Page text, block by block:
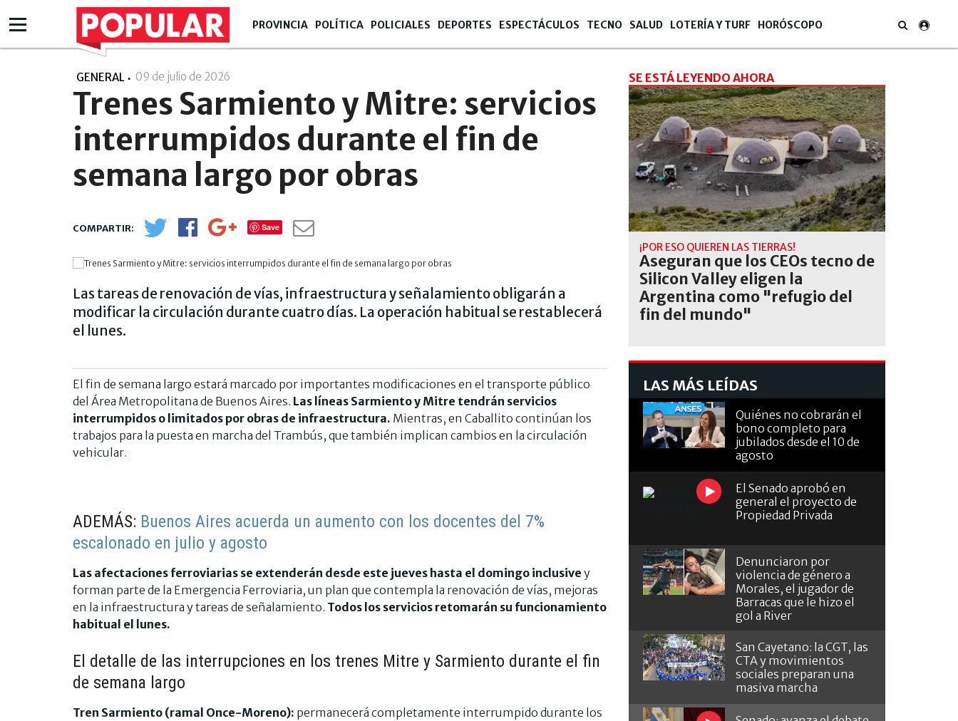
PROVINCIA POLÍTICA POLICIALES DEPORTES ESPECTÁCULOS TECNO SALUD LOTERÍA Y TURF HORÓSCOPO
GENERAL 09 de julio de 2026
Trenes Sarmiento y Mitre: servicios
interrumpidos durante el fin de
semana largo por obras
Save
Las tareas de renovación de vías, infraestructura y señalamiento obligarán a
modificar la circulación durante cuatro días. La operación habitual se restablecerá
el lunes.
El fin de semana largo estará marcado por importantes modificaciones en el transporte público
del Área Metropolitana de Buenos Aires. Las líneas Sarmiento y Mitre tendrán servicios
interrumpidos o limitados por obras de infraestructura. Mientras, en Caballito continúan los
trabajos para la puesta en marcha del Trambús, que también implican cambios en la circulación
vehicular.
ADEMÁS: Buenos Aires acuerda un aumento con los docentes del 7%
escalonado en julio y agosto
Las afectaciones ferroviarias se extenderán desde este jueves hasta el domingo inclusive y
forman parte de la Emergencia Ferroviaria, un plan que contempla la renovación de vías, mejoras
en la infraestructura y tareas de señalamiento. Todos los servicios retomarán su funcionamiento
habitual el lunes.
El detalle de las interrupciones en los trenes Mitre y Sarmiento durante el fin
de semana largo
Tren Sarmiento (ramal Once-Moreno): permanecerá completamente interrumpido durante los
SE ESTÁ LEYENDO AHORA
¡POR ESO QUIEREN LAS TIERRAS!
Aseguran que los CEOs tecno de
Silicon Valley eligen la
Argentina como "refugio del
fin del mundo"
LAS MÁS LEÍDAS
Quiénes no cobrarán el
bono completo para
jubilados desde el 10 de
agosto
El Senado aprobó en
general el proyecto de
Propiedad Privada
Denunciaron por
violencia de género a
Morales, el jugador de
Barracas que le hizo el
gol a River
San Cayetano: la CGT, las
CTA y movimientos
sociales preparan una
masiva marcha